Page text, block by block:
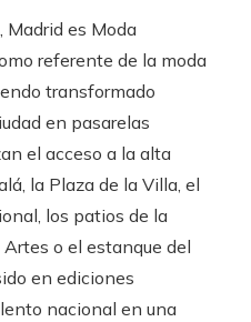
Madrid es Moda
referente de la moda
transformado
en pasarelas
el acceso a la alta
la Plaza de la Villa, el
los patios de la
o el estanque del
en ediciones
nacional en una